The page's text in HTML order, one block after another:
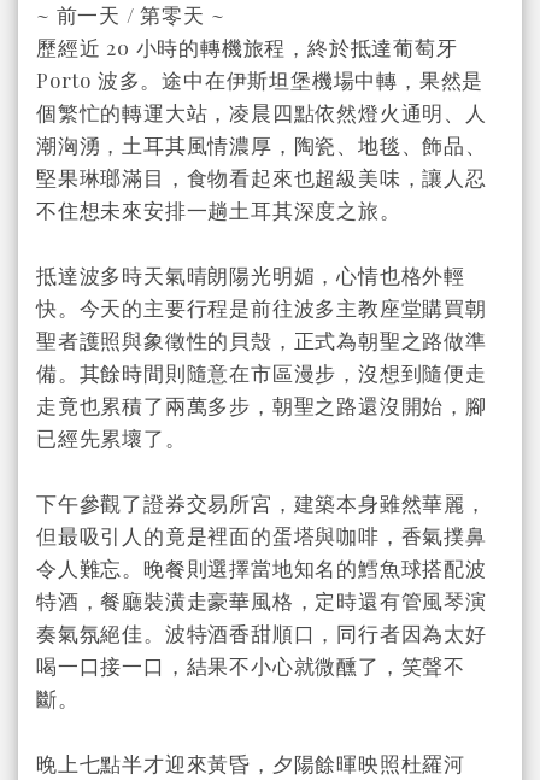
~ 前一天 / 第零天 ~
歷經近 20 小時的轉機旅程，終於抵達葡萄牙
Porto 波多。途中在伊斯坦堡機場中轉，果然是
個繁忙的轉運大站，凌晨四點依然燈火通明、人
潮洶湧，土耳其風情濃厚，陶瓷、地毯、飾品、
堅果琳瑯滿目，食物看起來也超級美味，讓人忍
不住想未來安排一趟土耳其深度之旅。
抵達波多時天氣晴朗陽光明媚，心情也格外輕
快。今天的主要行程是前往波多主教座堂購買朝
聖者護照與象徵性的貝殼，正式為朝聖之路做準
備。其餘時間則隨意在市區漫步，沒想到隨便走
走竟也累積了兩萬多步，朝聖之路還沒開始，腳
已經先累壞了。
下午參觀了證券交易所宮，建築本身雖然華麗，
但最吸引人的竟是裡面的蛋塔與咖啡，香氣撲鼻
令人難忘。晚餐則選擇當地知名的鱈魚球搭配波
特酒，餐廳裝潢走豪華風格，定時還有管風琴演
奏氣氛絕佳。波特酒香甜順口，同行者因為太好
喝一口接一口，結果不小心就微醺了，笑聲不
斷。
晚上七點半才迎來黃昏，夕陽餘暉映照杜羅河